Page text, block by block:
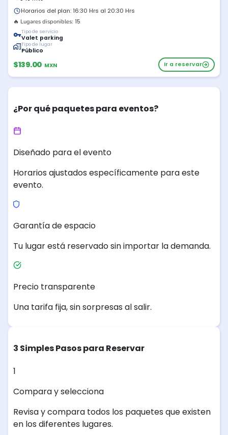
Horarios del plan: 16:30 Hrs al 20:30 Hrs
🔥 Lugares disponibles: 15
Tipo de servicio
Valet parking
Tipo de lugar
Público
$139.00 MXN Ir a reservar
¿Por qué paquetes para eventos?
Diseñado para el evento
Horarios ajustados específicamente para este
evento.
Garantía de espacio
Tu lugar está reservado sin importar la demanda.
Precio transparente
Una tarifa fija, sin sorpresas al salir.
3 Simples Pasos para Reservar
1
Compara y selecciona
Revisa y compara todos los paquetes que existen
en los diferentes lugares.